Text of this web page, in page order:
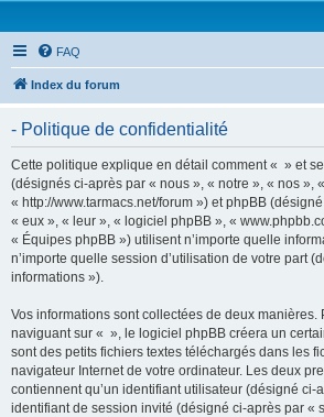
FAQ
Index du forum
- Politique de confidentialité
Cette politique explique en détail comment « » et
(désignés ci-après par « nous », « notre », « nos »,
« http://www.tarmacs.net/forum ») et phpBB
« eux », « leur », « logiciel phpBB », «
« Équipes phpBB ») utilisent n’importe quelle
n’importe quelle session d’utilisation de votre part
informations »).
Vos informations sont collectées de deux manières.
naviguant sur « », le logiciel phpBB créera un
sont des petits fichiers textes téléchargés dans les
navigateur Internet de votre ordinateur. Les deux
contiennent qu’un identifiant utilisateur (désigné ci-
identifiant de session invité (désigné ci-après par «